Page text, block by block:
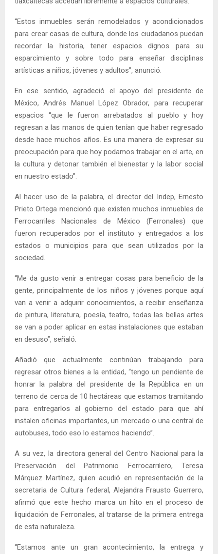
“Estos inmuebles serán remodelados y acondicionados
para crear casas de cultura, donde los ciudadanos puedan
recordar la historia, tener espacios dignos para su
esparcimiento y sobre todo para enseñar disciplinas
artísticas a niños, jóvenes y adultos”, anunció.
En ese sentido, agradeció el apoyo del presidente de
México, Andrés Manuel López Obrador, para recuperar
espacios “que le fueron arrebatados al pueblo y hoy
regresan a las manos de quien tenían que haber regresado
desde hace muchos años. Es una manera de expresar su
preocupación para que hoy podamos trabajar en el arte, en
la cultura y detonar también el bienestar y la labor social
en nuestro estado”.
Al hacer uso de la palabra, el director del Indep, Ernesto
Prieto Ortega mencionó que existen muchos inmuebles de
Ferrocarriles Nacionales de México (Ferronales) que
fueron recuperados por el instituto y entregados a los
estados o municipios para que sean utilizados por la
sociedad.
“Me da gusto venir a entregar cosas para beneficio de la
gente, principalmente de los niños y jóvenes porque aquí
van a venir a adquirir conocimientos, a recibir enseñanza
de pintura, literatura, poesía, teatro, todas las bellas artes
se van a poder aplicar en estas instalaciones que estaban
en desuso”, señaló.
Añadió que actualmente continúan trabajando para
regresar otros bienes a la entidad, “tengo un pendiente de
honrar la palabra del presidente de la República en un
terreno de cerca de 10 hectáreas que estamos tramitando
para entregarlos al gobierno del estado para que ahí
instalen oficinas importantes, un mercado o una central de
autobuses, todo eso lo estamos haciendo”.
A su vez, la directora general del Centro Nacional para la
Preservación del Patrimonio Ferrocarrilero, Teresa
Márquez Martínez, quien acudió en representación de la
secretaria de Cultura federal, Alejandra Frausto Guerrero,
afirmó que este hecho marca un hito en el proceso de
liquidación de Ferronales, al tratarse de la primera entrega
de esta naturaleza.
“Estamos ante un gran acontecimiento, la entrega y